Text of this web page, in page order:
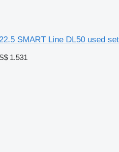
SMART Line DL50 used set
1.531